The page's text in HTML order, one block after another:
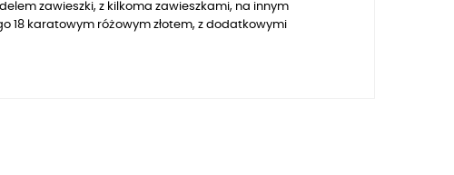
zawieszki, z kilkoma zawieszkami, na innym
18 karatowym różowym złotem, z dodatkowymi